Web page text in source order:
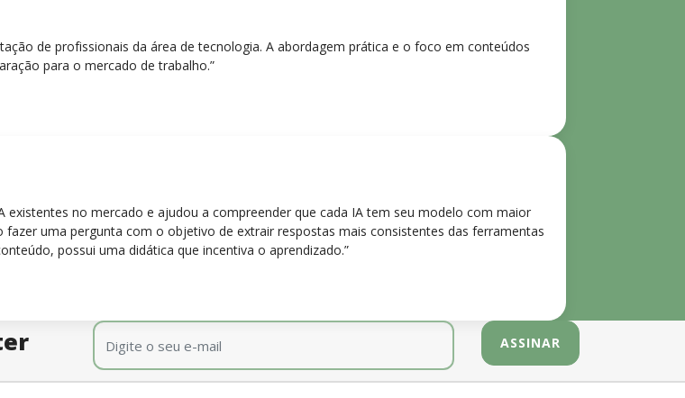
de profissionais da área de tecnologia. A abordagem prática e o foco em conteúdos
para o mercado de trabalho.”
existentes no mercado e ajudou a compreender que cada IA tem seu modelo com maior
uma pergunta com o objetivo de extrair respostas mais consistentes das ferramentas
possui uma didática que incentiva o aprendizado.”
E-mail